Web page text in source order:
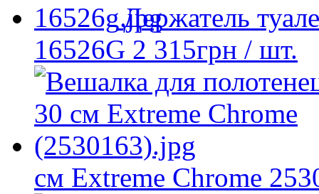
Держатель
16526G 2 315грн / шт.
см Extreme Chrome